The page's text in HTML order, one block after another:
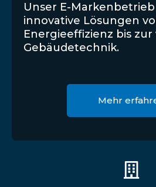
Unser E-
innovative Lösungen
Energieeffizienz bis
Gebäudetechnik.
Mehr